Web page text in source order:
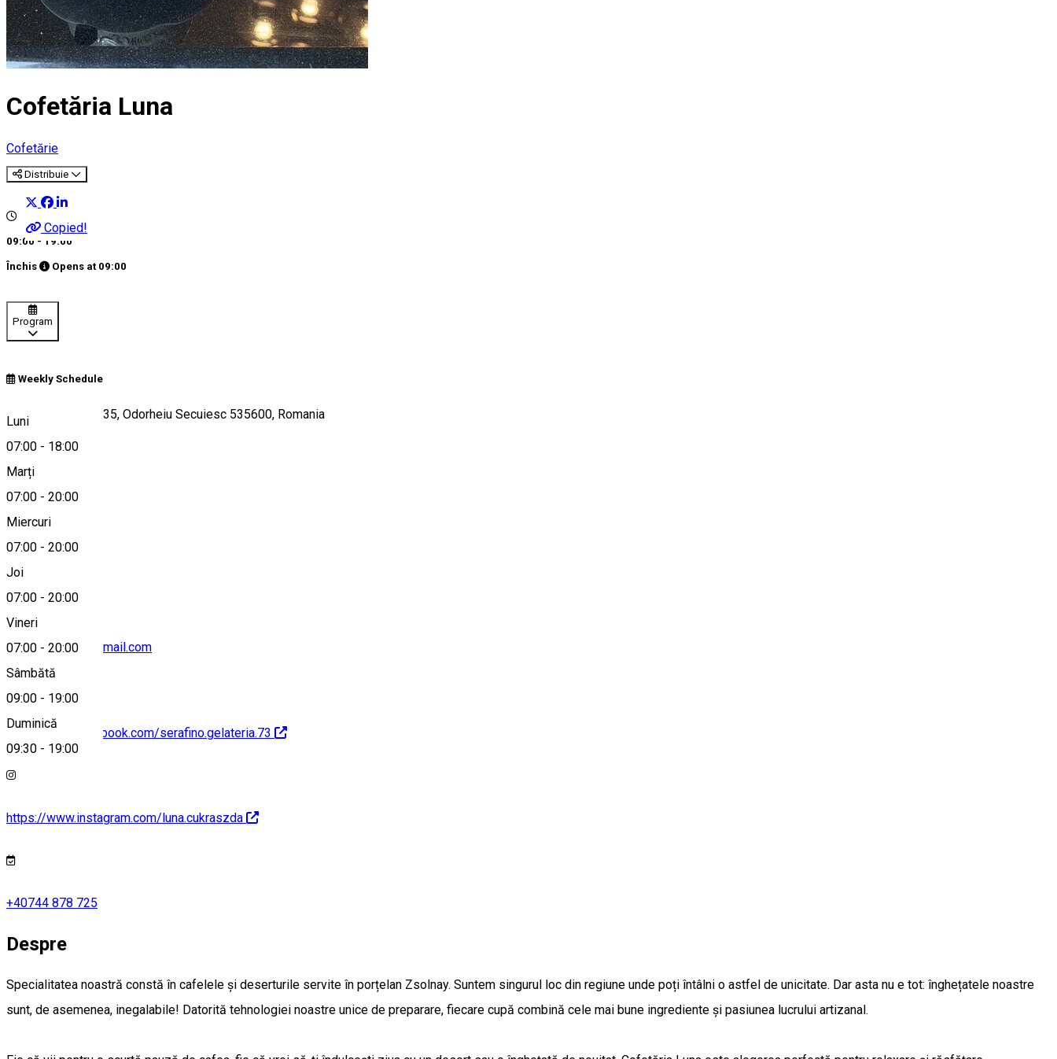
Cofetăria Luna
Cofetărie
Distribuie
Copied!
09:00 - 19:00
Închis Opens at 09:00
Program
Weekly Schedule
Luni
07:00 - 18:00
Marți
07:00 - 20:00
Miercuri
07:00 - 20:00
Joi
07:00 - 20:00
Vineri
07:00 - 20:00
Sâmbătă
09:00 - 19:00
Duminică
09:30 - 19:00
Strada Santimbru 35, Odorheiu Secuiesc 535600, Romania
Hartă
lunacukraszda@gmail.com
https://www.facebook.com/serafino.gelateria.73
https://www.instagram.com/luna.cukraszda
+40744 878 725
Despre
Specialitatea noastră constă în cafelele și deserturile servite în porțelan Zsolnay. Suntem singurul loc din regiune unde poți întâlni o astfel de unicitate. Dar asta nu e tot: înghețatele noastre
sunt, de asemenea, inegalabile! Datorită tehnologiei noastre unice de preparare, fiecare cupă combină cele mai bune ingrediente și pasiunea lucrului artizanal.